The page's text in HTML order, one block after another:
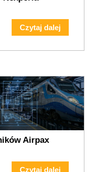
Czytaj dalej
Airpax
Czytaj dalej